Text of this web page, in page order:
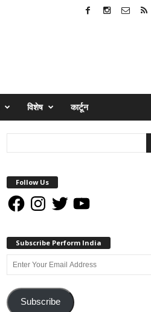
विशेष कार्टून
Follow Us
FacebookInstagram
Twitter YouTube
Subscribe Perform India
Enter
Your
AddressSubscribe